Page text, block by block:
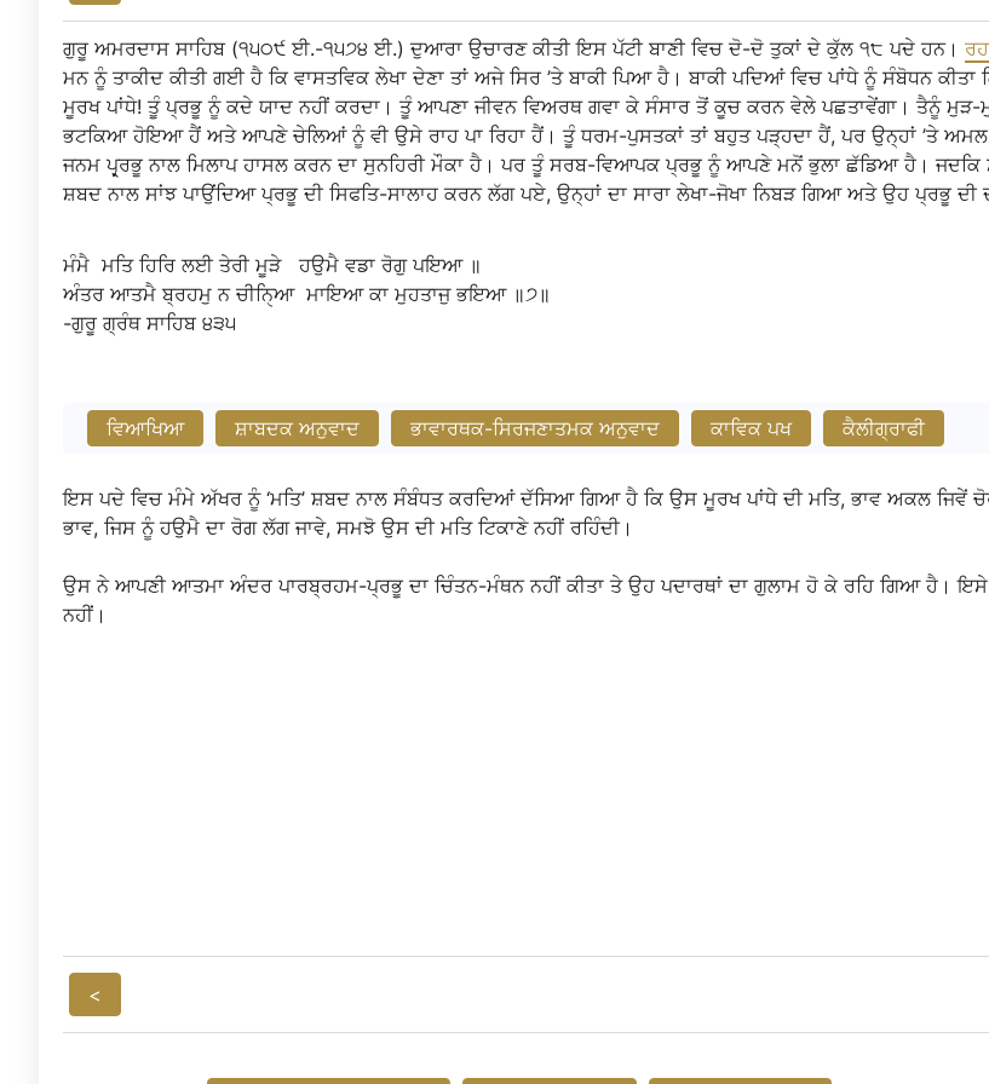
ਗੁਰੂ ਅਮਰਦਾਸ ਸਾਹਿਬ (੧੫੦੯ ਈ.-੧੫੭੪ ਈ.) ਦੁਆਰਾ ਉਚਾਰਣ ਕੀਤੀ ਇਸ ਪੱਟੀ ਬਾਣੀ ਵਿਚ ਦੋ-ਦੋ ਤੁਕਾਂ ਦੇ ਕੁੱਲ ੧੮ ਪਦੇ ਹਨ।
ਮਨ ਨੂੰ ਤਾਕੀਦ ਕੀਤੀ ਗਈ ਹੈ ਕਿ ਵਾਸਤਵਿਕ ਲੇਖਾ ਦੇਣਾ ਤਾਂ ਅਜੇ ਸਿਰ ’ਤੇ ਬਾਕੀ ਪਿਆ ਹੈ। ਬਾਕੀ ਪਦਿਆਂ ਵਿਚ ਪਾਂਧੇ ਨੂੰ ਸੰਬੋਧਨ
ਮੂਰਖ ਪਾਂਧੇ! ਤੂੰ ਪ੍ਰਭੂ ਨੂੰ ਕਦੇ ਯਾਦ ਨਹੀਂ ਕਰਦਾ। ਤੂੰ ਆਪਣਾ ਜੀਵਨ ਵਿਅਰਥ ਗਵਾ ਕੇ ਸੰਸਾਰ ਤੋਂ ਕੂਚ ਕਰਨ ਵੇਲੇ ਪਛਤਾਵੇਂਗਾ। ਤੈਨੂੰ
ਭਟਕਿਆ ਹੋਇਆ ਹੈਂ ਅਤੇ ਆਪਣੇ ਚੇਲਿਆਂ ਨੂੰ ਵੀ ਉਸੇ ਰਾਹ ਪਾ ਰਿਹਾ ਹੈਂ। ਤੂੰ ਧਰਮ-ਪੁਸਤਕਾਂ ਤਾਂ ਬਹੁਤ ਪੜ੍ਹਦਾ ਹੈਂ, ਪਰ ਉਨ੍ਹਾਂ ’ਤੇ ਅਮਲ
ਜਨਮ ਪ੍ਰ੍ਰਭੂ ਨਾਲ ਮਿਲਾਪ ਹਾਸਲ ਕਰਨ ਦਾ ਸੁਨਹਿਰੀ ਮੌਕਾ ਹੈ। ਪਰ ਤੂੰ ਸਰਬ-ਵਿਆਪਕ ਪ੍ਰਭੂ ਨੂੰ ਆਪਣੇ ਮਨੋਂ ਭੁਲਾ ਛੱਡਿਆ ਹੈ। ਜਦਕਿ
ਸ਼ਬਦ ਨਾਲ ਸਾਂਝ ਪਾਉਂਦਿਆ ਪ੍ਰਭੂ ਦੀ ਸਿਫਤਿ-ਸਾਲਾਹ ਕਰਨ ਲੱਗ ਪਏ, ਉਨ੍ਹਾਂ ਦਾ ਸਾਰਾ ਲੇਖਾ-ਜੋਖਾ ਨਿਬੜ ਗਿਆ ਅਤੇ ਉਹ ਪ੍ਰਭੂ
ਮੰਮੈ ਮਤਿ ਹਿਰਿ ਲਈ ਤੇਰੀ ਮੂੜੇ ਹਉਮੈ ਵਡਾ ਰੋਗੁ ਪਇਆ ॥
ਅੰਤਰ ਆਤਮੈ ਬ੍ਰਹਮੁ ਨ ਚੀਨਿੑਆ ਮਾਇਆ ਕਾ ਮੁਹਤਾਜੁ ਭਇਆ ॥੭॥
-ਗੁਰੂ ਗ੍ਰੰਥ ਸਾਹਿਬ ੪੩੫
ਵਿਆਖਿਆ ਸ਼ਾਬਦਕ ਅਨੁਵਾਦ ਭਾਵਾਰਥਕ-ਸਿਰਜਣਾਤਮਕ ਅਨੁਵਾਦ ਕਾਵਿਕ ਪਖ ਕੈਲੀਗ੍ਰਾਫੀ
ਇਸ ਪਦੇ ਵਿਚ ਮੰਮੇ ਅੱਖਰ ਨੂੰ ‘ਮਤਿ’ ਸ਼ਬਦ ਨਾਲ ਸੰਬੰਧਤ ਕਰਦਿਆਂ ਦੱਸਿਆ ਗਿਆ ਹੈ ਕਿ ਉਸ ਮੂਰਖ ਪਾਂਧੇ ਦੀ ਮਤਿ, ਭਾਵ ਅਕਲ
ਭਾਵ, ਜਿਸ ਨੂੰ ਹਉਮੈ ਦਾ ਰੋਗ ਲੱਗ ਜਾਵੇ, ਸਮਝੋ ਉਸ ਦੀ ਮਤਿ ਟਿਕਾਣੇ ਨਹੀਂ ਰਹਿੰਦੀ।
ਉਸ ਨੇ ਆਪਣੀ ਆਤਮਾ ਅੰਦਰ ਪਾਰਬ੍ਰਹਮ-ਪ੍ਰਭੂ ਦਾ ਚਿੰਤਨ-ਮੰਥਨ ਨਹੀਂ ਕੀਤਾ ਤੇ ਉਹ ਪਦਾਰਥਾਂ ਦਾ ਗੁਲਾਮ ਹੋ ਕੇ ਰਹਿ ਗਿਆ ਹੈ।
ਨਹੀਂ।
<